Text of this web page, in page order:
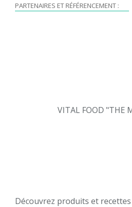
PARTENAIRES ET RÉFÉRENCEMENT :
VITAL FOOD "THE
Découvrez produits et